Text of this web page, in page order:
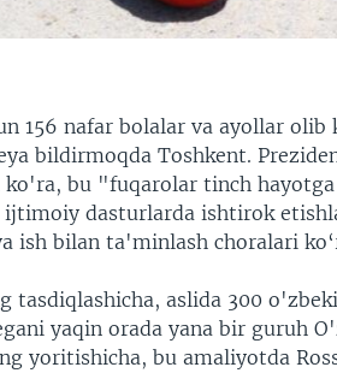
156 nafar bolalar va ayollar olib
bildirmoqda Toshkent.
bu "fuqarolar tinch
dasturlarda ishtirok
ish bilan ta'minlash choralari
tasdiqlashicha, aslida 300
yaqin orada yana bir guruh
yoritishicha, bu amaliyotda